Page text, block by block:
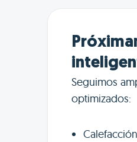
Seguimos
optimizados: